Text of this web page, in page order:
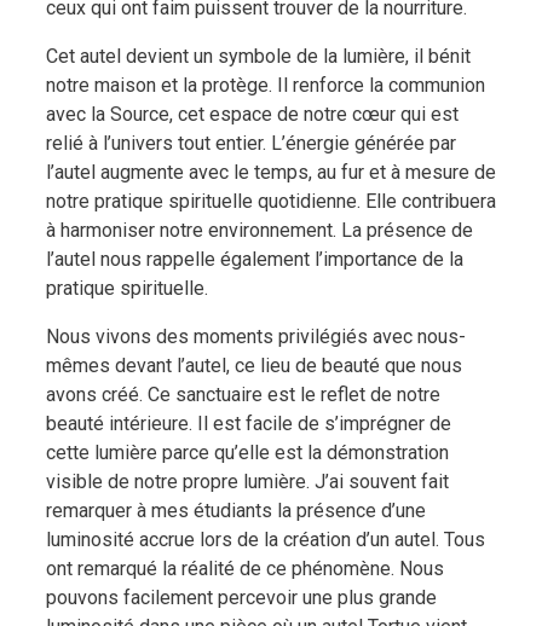
ceux qui ont faim puissent trouver de la nourriture.
Cet autel devient un symbole de la lumière, il bénit
notre maison et la protège. Il renforce la communion
avec la Source, cet espace de notre cœur qui est
relié à l’univers tout entier. L’énergie générée par
l’autel augmente avec le temps, au fur et à mesure de
notre pratique spirituelle quotidienne. Elle contribuera
à harmoniser notre environnement. La présence de
l’autel nous rappelle également l’importance de la
pratique spirituelle.
Nous vivons des moments privilégiés avec nous-
mêmes devant l’autel, ce lieu de beauté que nous
avons créé. Ce sanctuaire est le reflet de notre
beauté intérieure. Il est facile de s’imprégner de
cette lumière parce qu’elle est la démonstration
visible de notre propre lumière. J’ai souvent fait
remarquer à mes étudiants la présence d’une
luminosité accrue lors de la création d’un autel. Tous
ont remarqué la réalité de ce phénomène. Nous
pouvons facilement percevoir une plus grande